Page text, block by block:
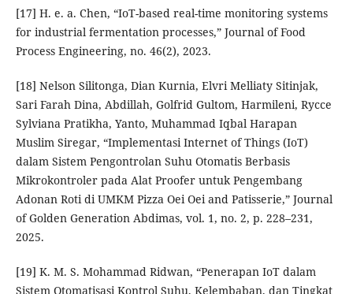
[17] H. e. a. Chen, “IoT-based real-time monitoring systems
for industrial fermentation processes,” Journal of Food
Process Engineering, no. 46(2), 2023.
[18] Nelson Silitonga, Dian Kurnia, Elvri Melliaty Sitinjak,
Sari Farah Dina, Abdillah, Golfrid Gultom, Harmileni, Rycce
Sylviana Pratikha, Yanto, Muhammad Iqbal Harapan
Muslim Siregar, “Implementasi Internet of Things (IoT)
dalam Sistem Pengontrolan Suhu Otomatis Berbasis
Mikrokontroler pada Alat Proofer untuk Pengembang
Adonan Roti di UMKM Pizza Oei Oei and Patisserie,” Journal
of Golden Generation Abdimas, vol. 1, no. 2, p. 228–231,
2025.
[19] K. M. S. Mohammad Ridwan, “Penerapan IoT dalam
Sistem Otomatisasi Kontrol Suhu, Kelembaban, dan Tingkat